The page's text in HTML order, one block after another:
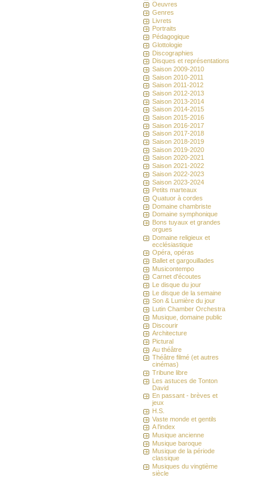
Oeuvres
Genres
Livrets
Portraits
Pédagogique
Glottologie
Discographies
Disques et représentations
Saison 2009-2010
Saison 2010-2011
Saison 2011-2012
Saison 2012-2013
Saison 2013-2014
Saison 2014-2015
Saison 2015-2016
Saison 2016-2017
Saison 2017-2018
Saison 2018-2019
Saison 2019-2020
Saison 2020-2021
Saison 2021-2022
Saison 2022-2023
Saison 2023-2024
Petits marteaux
Quatuor à cordes
Domaine chambriste
Domaine symphonique
Bons tuyaux et grandes
orgues
Domaine religieux et
ecclésiastique
Opéra, opéras
Ballet et gargouillades
Musicontempo
Carnet d'écoutes
Le disque du jour
Le disque de la semaine
Son & Lumière du jour
Lutin Chamber Orchestra
Musique, domaine public
Discourir
Architecture
Pictural
Au théâtre
Théâtre filmé (et autres
cinémas)
Tribune libre
Les astuces de Tonton
David
En passant - brèves et
jeux
H.S.
Vaste monde et gentils
A l'index
Musique ancienne
Musique baroque
Musique de la période
classique
Musiques du vingtième
siècle